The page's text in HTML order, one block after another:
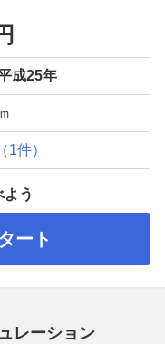
成25年
（1件）
う
ート
レーション